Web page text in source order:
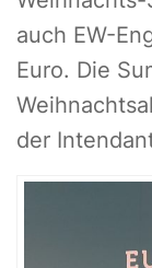
auch EW-
Euro. Die
der